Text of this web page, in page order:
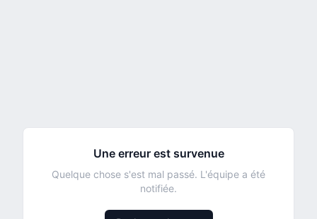
Une erreur est survenue
Quelque chose s'est mal passé. L'équipe a été
notifiée.